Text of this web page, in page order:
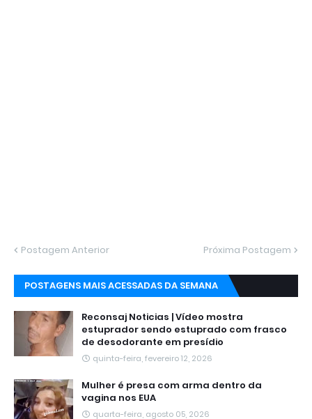
Postagem Anterior Próxima Postagem
POSTAGENS MAIS ACESSADAS DA SEMANA
Reconsaj Noticias | Vídeo mostra
estuprador sendo estuprado com frasco
de desodorante em presídio
quinta-feira, fevereiro 12, 2026
Mulher é presa com arma dentro da
vagina nos EUA
quarta-feira, agosto 05, 2026